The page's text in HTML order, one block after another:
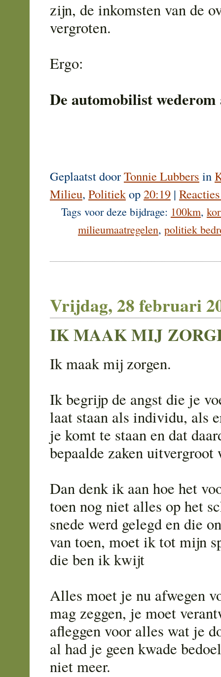
zijn, de inkomsten van de
vergroten.
Ergo:
De automobilist wederom
Geplaatst doorTonnie Lubbers in
Milieu, Politiekop20:19 |
Tags voor deze bijdrage: 100km,
milieumaatregelen, politiek
Vrijdag, 28 februari
IK MAAK MIJ
Ik maak mij zorgen.
Ik begrijp de angst die je
laat staan als individu, als
je komt te staan en dat
bepaalde zaken uitvergroot
Dan denk ik aan hoe het
toen nog niet alles op het
snede werd gelegd en die
van toen, moet ik tot mijn
die ben ik kwijt
Alles moet je nu afwegen
mag zeggen, je moet
afleggen voor alles wat je
al had je geen kwade
niet meer.